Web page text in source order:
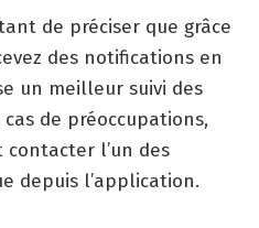
de préciser que grâce
des notifications en
un meilleur suivi des
de préoccupations,
contacter l’un des
depuis l’application.